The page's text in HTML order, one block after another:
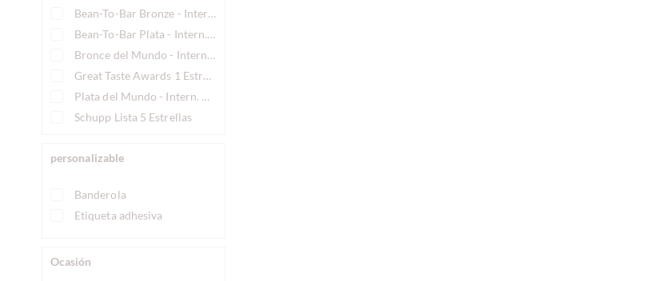
Bean-To-Bar Bronze - Intern. Chocolate Awards
Bean-To-Bar Plata - Intern. Chocolate Awards
Bronce del Mundo - Intern. Chocolate Awards
Great Taste Awards 1 Estrella
Plata del Mundo - Intern. Chocolate Awards
Schupp Lista 5 Estrellas
personalizable
Banderola
Etiqueta adhesiva
Ocasión